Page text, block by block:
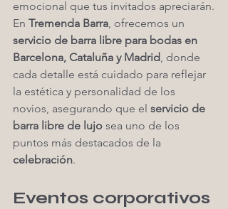
emocional que tus invitados apreciarán.
En Tremenda Barra, ofrecemos un
servicio de barra libre para bodas en
Barcelona, Cataluña y Madrid, donde
cada detalle está cuidado para reflejar
la estética y personalidad de los
novios, asegurando que el servicio de
barra libre de lujo sea uno de los
puntos más destacados de la
celebración.
Eventos corporativos